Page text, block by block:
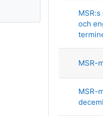
och
MSR-
MSR-